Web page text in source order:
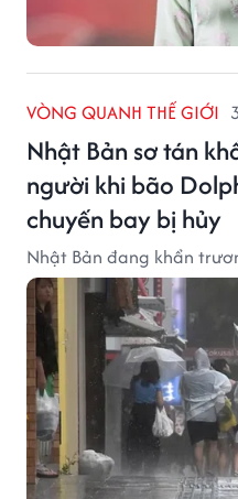
VÒNG QUANH THẾ GIỚI
Nhật Bản sơ tán
người khi bão
chuyến bay bị hủy
Nhật Bản đang khẩn